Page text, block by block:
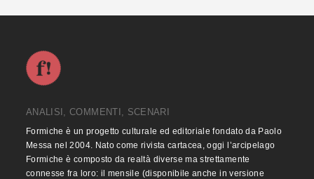
ANALISI, COMMENTI, SCENARI
Formiche è un progetto culturale ed editoriale fondato da Paolo
Messa nel 2004. Nato come rivista cartacea, oggi l’arcipelago
Formiche è composto da realtà diverse ma strettamente
connesse fra loro: il mensile (disponibile anche in versione